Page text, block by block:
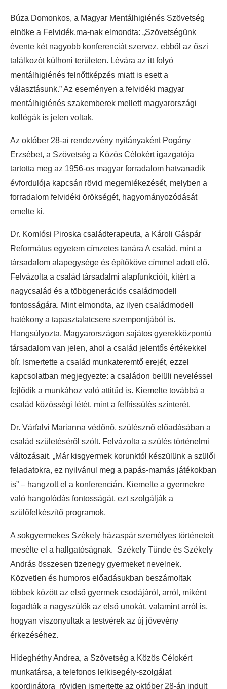
Búza Domonkos, a Magyar Mentálhigiénés Szövetség
elnöke a Felvidék.ma-nak elmondta: „Szövetségünk
évente két nagyobb konferenciát szervez, ebből az őszi
találkozót külhoni területen. Lévára az itt folyó
mentálhigiénés felnőttképzés miatt is esett a
választásunk.” Az eseményen a felvidéki magyar
mentálhigiénés szakemberek mellett magyarországi
kollégák is jelen voltak.
Az október 28-ai rendezvény nyitányaként Pogány
Erzsébet, a Szövetség a Közös Célokért igazgatója
tartotta meg az 1956-os magyar forradalom hatvanadik
évfordulója kapcsán rövid megemlékezését, melyben a
forradalom felvidéki örökségét, hagyományozódását
emelte ki.
Dr. Komlósi Piroska családterapeuta, a Károli Gáspár
Református egyetem címzetes tanára A család, mint a
társadalom alapegysége és építőköve címmel adott elő.
Felvázolta a család társadalmi alapfunkcióit, kitért a
nagycsalád és a többgenerációs családmodell
fontosságára. Mint elmondta, az ilyen családmodell
hatékony a tapasztalatcsere szempontjából is.
Hangsúlyozta, Magyarországon sajátos gyerekközpontú
társadalom van jelen, ahol a család jelentős értékekkel
bír. Ismertette a család munkateremtő erejét, ezzel
kapcsolatban megjegyezte: a családon belüli neveléssel
fejlődik a munkához való attitűd is. Kiemelte továbbá a
család közösségi létét, mint a felfrissülés színterét.
Dr. Várfalvi Marianna védőnő, szülésznő előadásában a
család születéséről szólt. Felvázolta a szülés történelmi
változásait. „Már kisgyermek korunktól készülünk a szülői
feladatokra, ez nyilvánul meg a papás-mamás játékokban
is” – hangzott el a konferencián. Kiemelte a gyermekre
való hangolódás fontosságát, ezt szolgálják a
szülőfelkészítő programok.
A sokgyermekes Székely házaspár személyes történeteit
mesélte el a hallgatóságnak. Székely Tünde és Székely
András összesen tizenegy gyermeket nevelnek.
Közvetlen és humoros előadásukban beszámoltak
többek között az első gyermek csodájáról, arról, miként
fogadták a nagyszülők az első unokát, valamint arról is,
hogyan viszonyultak a testvérek az új jövevény
érkezéséhez.
Hideghéthy Andrea, a Szövetség a Közös Célokért
munkatársa, a telefonos lelkisegély-szolgálat
koordinátora röviden ismertette az október 28-án indult